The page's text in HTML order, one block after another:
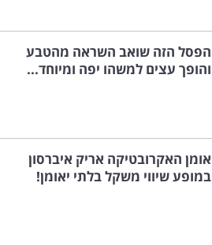
הפסל הזה שואב השראה מהטבע
והופך עצים למשהו יפה ומיוחד...
אומן האקרובטיקה אריק איברסון
במופע שיווי משקל בלתי יאומן!